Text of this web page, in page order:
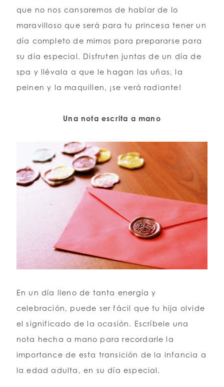
que no nos cansaremos de hablar de lo
maravilloso que será para tu princesa tener un
día completo de mimos para prepararse para
su día especial. Disfruten juntas de un día de
spa y llévala a que le hagan las uñas, la
peinen y la maquillen, ¡se verá radiante!
Una nota escrita a mano
En un día lleno de tanta energía y
celebración, puede ser fácil que tu hija olvide
el significado de la ocasión. Escríbele una
nota hecha a mano para recordarle la
importance de esta transición de la infancia a
la edad adulta, en su día especial.